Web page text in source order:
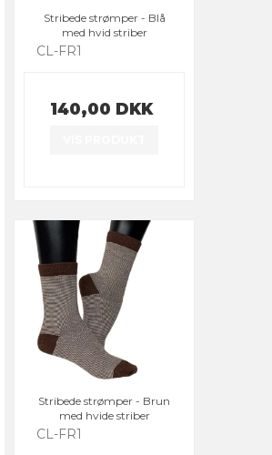
Stribede strømper - Blå
med hvid striber
CL-FR1
140,00 DKK
Stribede strømper - Brun
med hvide striber
CL-FR1